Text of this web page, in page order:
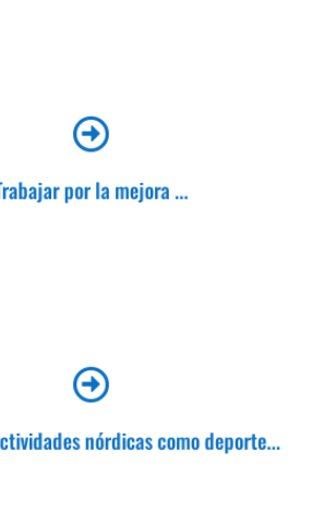

por la mejora ...
circuitos y de sus infraestructuras.

nórdicas como deporte...
la realización de competiciones en los